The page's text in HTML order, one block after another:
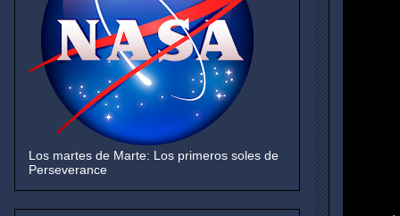
Los martes de Marte: Los primeros soles de
Perseverance